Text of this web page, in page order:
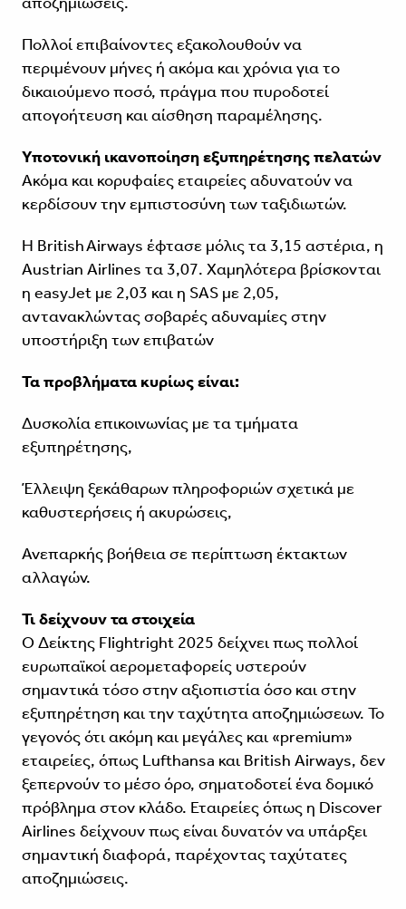
Πολλοί επιβαίνοντες εξακολουθούν να
περιμένουν μήνες ή ακόμα και χρόνια για το
δικαιούμενο ποσό, πράγμα που πυροδοτεί
απογοήτευση και αίσθηση παραμέλησης.
Υποτονική ικανοποίηση εξυπηρέτησης πελατών
Ακόμα και κορυφαίες εταιρείες αδυνατούν να
κερδίσουν την εμπιστοσύνη των ταξιδιωτών.
Η British Airways έφτασε μόλις τα 3,15 αστέρια, η
Austrian Airlines τα 3,07. Χαμηλότερα βρίσκονται
η easyJet με 2,03 και η SAS με 2,05,
αντανακλώντας σοβαρές αδυναμίες στην
υποστήριξη των επιβατών
Τα προβλήματα κυρίως είναι:
Δυσκολία επικοινωνίας με τα τμήματα
εξυπηρέτησης,
Έλλειψη ξεκάθαρων πληροφοριών σχετικά με
καθυστερήσεις ή ακυρώσεις,
Ανεπαρκής βοήθεια σε περίπτωση έκτακτων
αλλαγών.
Τι δείχνουν τα στοιχεία
Ο Δείκτης Flightright 2025 δείχνει πως πολλοί
ευρωπαϊκοί αερομεταφορείς υστερούν
σημαντικά τόσο στην αξιοπιστία όσο και στην
εξυπηρέτηση και την ταχύτητα αποζημιώσεων. Το
γεγονός ότι ακόμη και μεγάλες και «premium»
εταιρείες, όπως Lufthansa και British Airways, δεν
ξεπερνούν το μέσο όρο, σηματοδοτεί ένα δομικό
πρόβλημα στον κλάδο. Εταιρείες όπως η Discover
Airlines δείχνουν πως είναι δυνατόν να υπάρξει
σημαντική διαφορά, παρέχοντας ταχύτατες
αποζημιώσεις.